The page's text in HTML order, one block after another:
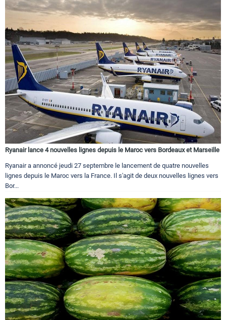
Ryanair lance 4 nouvelles lignes depuis le Maroc vers Bordeaux et Marseille
Ryanair a annoncé jeudi 27 septembre le lancement de quatre nouvelles
lignes depuis le Maroc vers la France. Il s'agit de deux nouvelles lignes vers
Bor...